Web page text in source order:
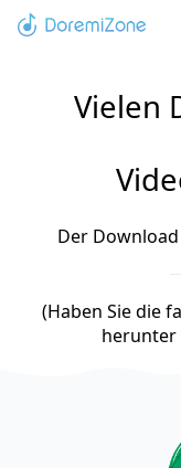
Vielen
Der
(Haben Sie die